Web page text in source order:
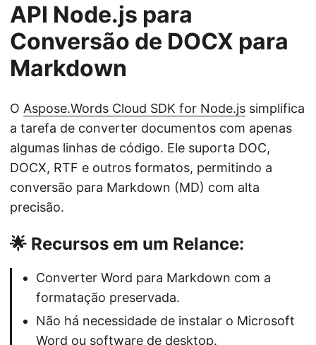
API Node.js para
Conversão de DOCX para
Markdown
O Aspose.Words Cloud SDK for Node.js simplifica
a tarefa de converter documentos com apenas
algumas linhas de código. Ele suporta DOC,
DOCX, RTF e outros formatos, permitindo a
conversão para Markdown (MD) com alta
precisão.
🌟 Recursos em um Relance:
Converter Word para Markdown com a
formatação preservada.
Não há necessidade de instalar o Microsoft
Word ou software de desktop.